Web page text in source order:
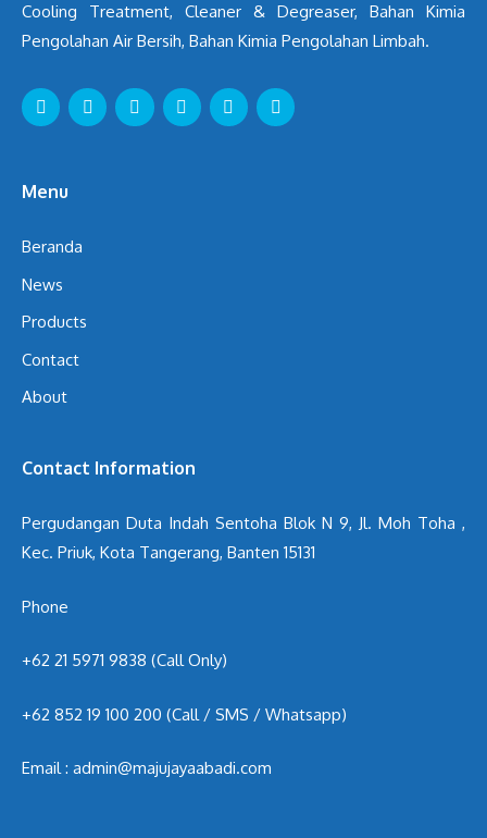
Cooling Treatment, Cleaner & Degreaser, Bahan Kimia
Pengolahan Air Bersih, Bahan Kimia Pengolahan Limbah.
Menu
Beranda
News
Products
Contact
About
Contact Information
Pergudangan Duta Indah Sentoha Blok N 9, Jl. Moh Toha ,
Kec. Priuk, Kota Tangerang, Banten 15131
Phone
+62 21 5971 9838 (Call Only)
+62 852 19 100 200 (Call / SMS / Whatsapp)
Email : admin@majujayaabadi.com